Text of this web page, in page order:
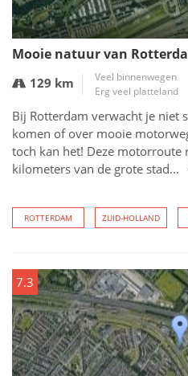
Mooie natuur van
129 km
Veel binnenwegen
Erg veel platteland
Bij Rotterdam verwacht je niet
komen of over mooie
toch kan het! Deze motorroute
kilometers van de grote stad...
ROTTERDAM ZUID-HOLLAND
7.3